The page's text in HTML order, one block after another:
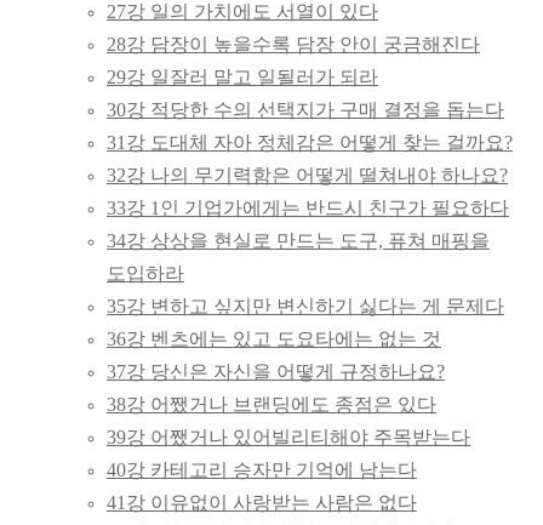
27강 일의 가치에도 서열이 있다
28강 담장이 높을수록 담장 안이 궁금해진다
29강 일잘러 말고 일될러가 되라
30강 적당한 수의 선택지가 구매 결정을 돕는다
31강 도대체 자아 정체감은 어떻게 찾는 걸까요?
32강 나의 무기력함은 어떻게 떨쳐내야 하나요?
33강 1인 기업가에게는 반드시 친구가 필요하다
34강 상상을 현실로 만드는 도구, 퓨쳐 매핑을
도입하라
35강 변하고 싶지만 변신하기 싫다는 게 문제다
36강 벤츠에는 있고 도요타에는 없는 것
37강 당신은 자신을 어떻게 규정하나요?
38강 어쨌거나 브랜딩에도 종점은 있다
39강 어쨌거나 있어빌리티해야 주목받는다
40강 카테고리 승자만 기억에 남는다
41강 이유없이 사랑받는 사람은 없다